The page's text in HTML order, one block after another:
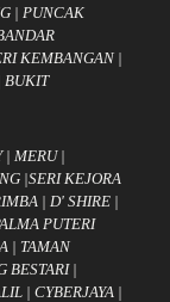
| PUNCAK
KEMBANGAN |
BUKIT
| MERU|
|SERI KEJORA
| D' SHIRE |
PUTERI
| TAMAN
BESTARI|
| CYBERJAYA |